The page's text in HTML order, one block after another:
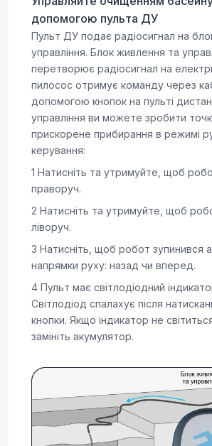
допомогою пульта ДУ
Пульт ДУ подає радіосигнал на
управління. Блок живлення та
перетворює радіосигнал на
пилосос отримує команду через
допомогою кнопок на пульті
управління ви можете зробити
прискорене прибирання в режимі
керування:
1 Натисніть та утримуйте, щоб
праворуч.
2 Натисніть та утримуйте, щоб
ліворуч.
3 Натисніть, щоб робот зупинився
напрямки руху: назад чи вперед.
4 Пульт має світлодіодний
Світлодіод спалахує після
кнопки. Якщо індикатор не
замініть акумулятор.